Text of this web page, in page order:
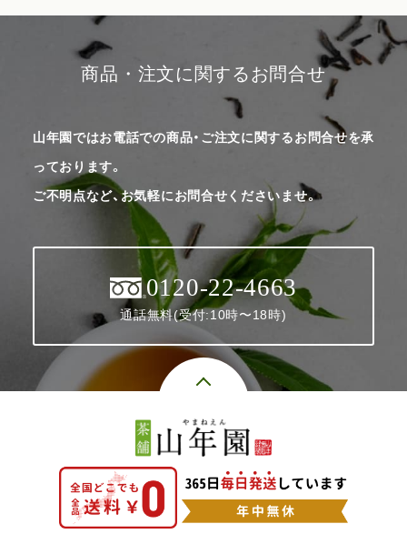
商品・注文に関するお問合せ
山年園ではお電話での商品・ご注文に関するお問合せを承
っております。
ご不明点など、お気軽にお問合せくださいませ。
0120-22-4663
通話無料(受付:10時〜18時)